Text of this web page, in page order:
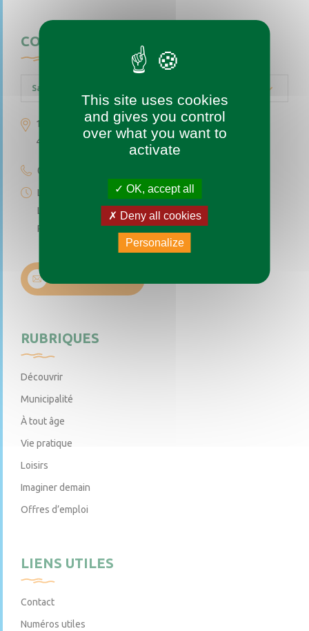
CONTACTEZ-NOUS
Saint-Augustin-des-Bois
1 place de l’église
49170 Saint-Augustin-des-Bois
02 41 77 04 49
Lundi au vendredi de 9h à 12h
Le premier et troisième samedi du mois de 9h à 12h
Permanence téléphonique de 14h à 17h (sauf samedi)
RUBRIQUES
Découvrir
Municipalité
À tout âge
Vie pratique
Loisirs
Imaginer demain
Offres d’emploi
LIENS UTILES
Contact
Numéros utiles
This site uses cookies
and gives you control
over what you want to
activate
OK, accept all
Deny all cookies
Personalize